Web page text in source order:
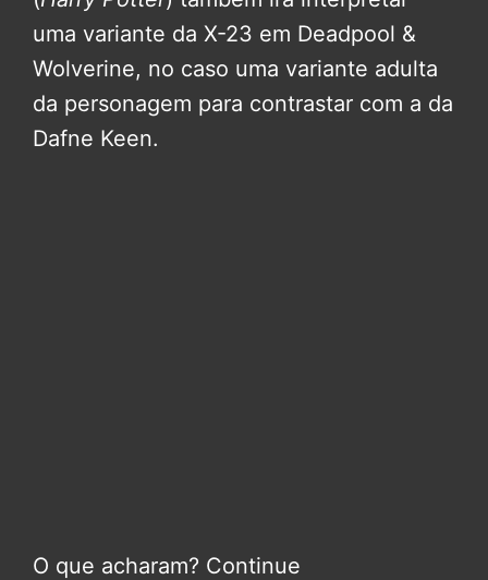
uma variante da X-23 em Deadpool &
Wolverine, no caso uma variante adulta
da personagem para contrastar com a da
Dafne Keen.
O que acharam? Continue